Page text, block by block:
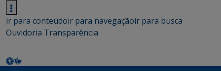
ir para conteúdoir para navegaçãoir para busca
Ouvidoria Transparência